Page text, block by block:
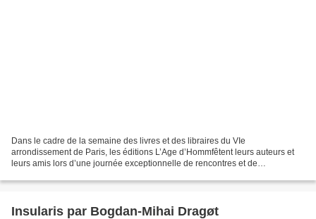
Dans le cadre de la semaine des livres et des libraires du VIe
arrondissement de Paris, les éditions L’Age d’Hommfêtent leurs auteurs et
leurs amis lors d’une journée exceptionnelle de rencontres et de
Insularis par Bogdan-Mihai Dragøt